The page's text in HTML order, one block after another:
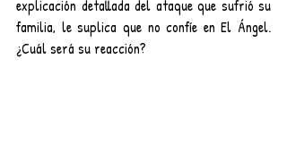
explicación detallada del ataque que sufrió su
familia, le suplica que no confíe en El Ángel.
¿Cuál será su reacción?